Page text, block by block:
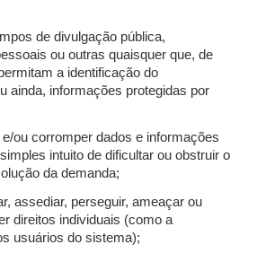
de divulgação pública,
ou outras quaisquer que, de
a identificação do
ainda, informações protegidas por
ou corromper dados e informações
intuito de dificultar ou obstruir o
da demanda;
assediar, perseguir, ameaçar ou
direitos individuais (como a
usuários do sistema);